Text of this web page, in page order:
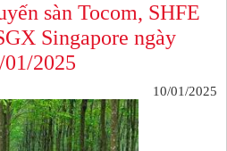
sàn Tocom, SHFE
Singapore ngày
01/2025
10/01/2025